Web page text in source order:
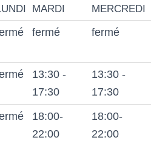
MARDI MERCREDI
fermé fermé
13:30 -
17:30
13:30 -
17:30
18:00-
22:00
18:00-
22:00